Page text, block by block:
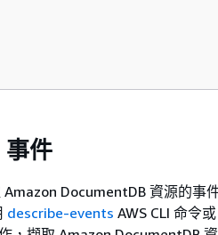
件
DocumentDB 資源的事
describe-events AWS CLI 命令或